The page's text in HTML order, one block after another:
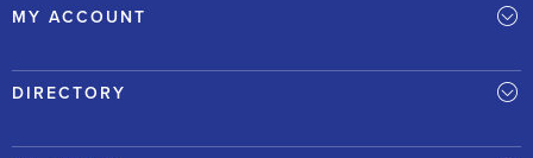
MY ACCOUNT
DIRECTORY